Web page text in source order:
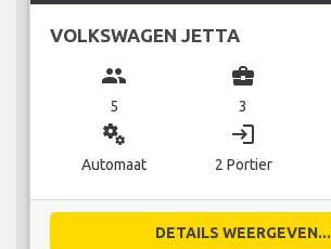
VOLKSWAGEN JETTA
group
5
business_center
3
miscellaneous_services
Automaat
login
2 Portier
DETAILS WEERGEVEN...